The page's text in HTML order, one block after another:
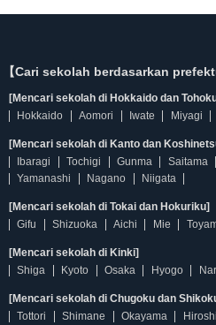
【Cari sekolah berdasarkan
[Mencari sekolah di Hokkaido dan
Hokkaido
Aomori Iwate Miyagi
[Mencari sekolah di Kanto dan
Ibaragi
Tochigi Gunma Saitama
Yamanashi
Nagano Niigata
[Mencari sekolah di Tokai dan Hokuriku]
Gifu
Shizuoka Aichi Mie
[Mencari sekolah di Kinki]
Shiga
Kyoto Osaka Hyogo
[Mencari sekolah di Chugoku dan
Tottori
Shimane Okayama